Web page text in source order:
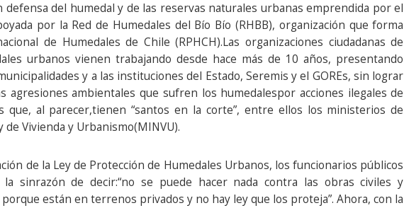
defensa del humedal y de las reservas naturales urbanas emprendida por el
por la Red de Humedales del Bío Bío (RHBB), organización que forma
de Humedales de Chile (RPHCH).Las organizaciones ciudadanas de
urbanos vienen trabajando desde hace más de 10 años, presentando
y a las instituciones del Estado, Seremis y el GOREs, sin lograr
agresiones ambientales que sufren los humedalespor acciones ilegales de
que, al parecer,tienen “santos en la corte”, entre ellos los ministerios de
Vivienda y Urbanismo(MINVU).
de la Ley de Protección de Humedales Urbanos, los funcionarios públicos
la sinrazón de decir:“no se puede hacer nada contra las obras civiles y
están en terrenos privados y no hay ley que los proteja”. Ahora, con la